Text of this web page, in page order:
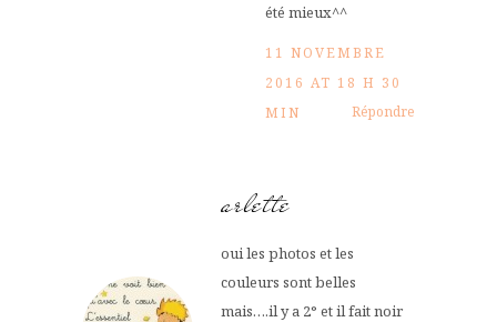
été mieux^^
11 NOVEMBRE
2016 AT 18 H 30
MIN
Répondre
arlette
oui les photos et les
couleurs sont belles
mais….il y a 2° et il fait noir